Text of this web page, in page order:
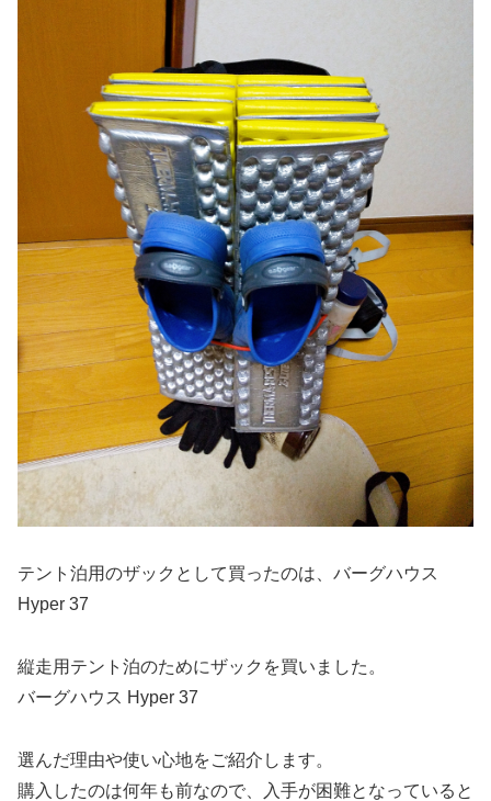
テント泊用のザックとして買ったのは、バーグハウス
Hyper 37
縦走用テント泊のためにザックを買いました。
バーグハウス Hyper 37
選んだ理由や使い心地をご紹介します。
購入したのは何年も前なので、入手が困難となっていると